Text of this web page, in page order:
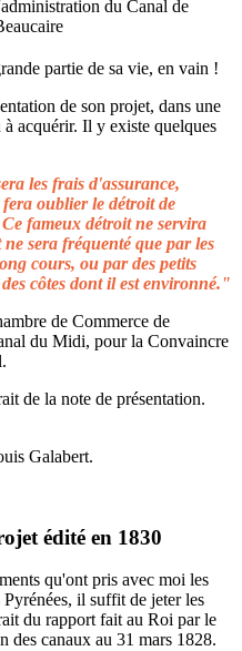
partie de sa vie, en vain !
de son projet, dans une
acquérir. Il y existe quelques
les frais d'assurance,
fera oublier le détroit de
fameux détroit ne servira
ne sera fréquenté que par les
cours, ou par des petits
côtes dont il est environné."
de Commerce de
du Midi, pour la Convaincre
de la note de présentation.
Galabert.
édité en 1830
qu'ont pris avec moi les
il suffit de jeter les
du rapport fait au Roi par le
des canaux au 31 mars 1828.